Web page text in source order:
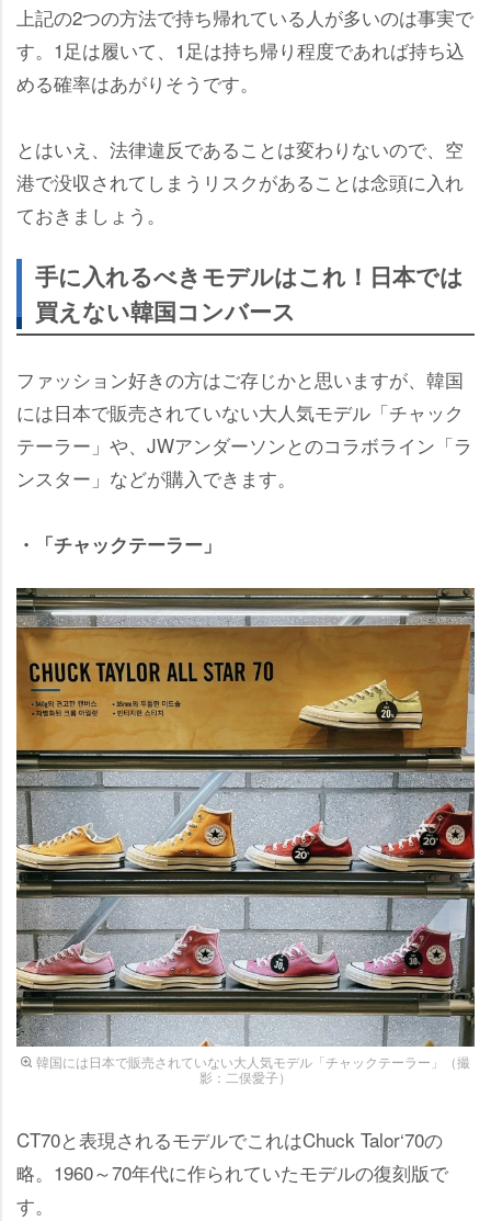
上記の2つの方法で持ち帰れている人が多いのは事実で
す。1足は履いて、1足は持ち帰り程度であれば持ち込
める確率はあがりそうです。
とはいえ、法律違反であることは変わりないので、空
港で没収されてしまうリスクがあることは念頭に入れ
ておきましょう。
手に入れるべきモデルはこれ！日本では
買えない韓国コンバース
ファッション好きの方はご存じかと思いますが、韓国
には日本で販売されていない大人気モデル「チャック
テーラー」や、JWアンダーソンとのコラボライン「ラ
ンスター」などが購入できます。
・「チャックテーラー」
韓国には日本で販売されていない大人気モデル「チャックテーラー」（撮
影：二俣愛子）
CT70と表現されるモデルでこれはChuck Talor‘70の
略。1960～70年代に作られていたモデルの復刻版で
す。